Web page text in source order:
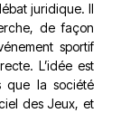
juridique. Il
de façon
sportif
L’idée est
que la société
des Jeux, et